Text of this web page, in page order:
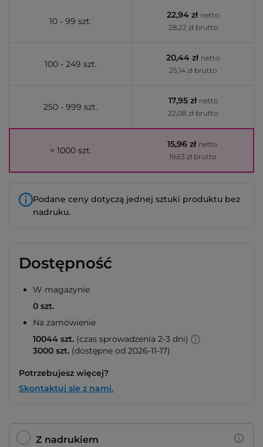
10 - 99 szt.
22,94 zł netto
28,22 zł brutto
100 - 249 szt.
20,44 zł netto
25,14 zł brutto
250 - 999 szt.
17,95 zł netto
22,08 zł brutto
> 1000 szt.
15,96 zł netto
19,63 zł brutto
Podane ceny dotyczą jednej sztuki produktu bez
nadruku.
Dostępność
W magazynie
0 szt.
Na zamówienie
10044 szt. (czas sprowadzenia 2-3 dni)
3000 szt. (dostępne od 2026-11-17)
Potrzebujesz więcej?
Skontaktuj się z nami.
Z nadrukiem